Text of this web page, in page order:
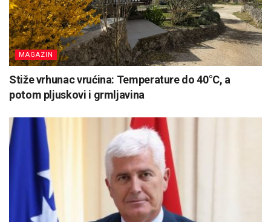
MAGAZIN
Stiže vrhunac vrućina: Temperature do 40°C, a
potom pljuskovi i grmljavina